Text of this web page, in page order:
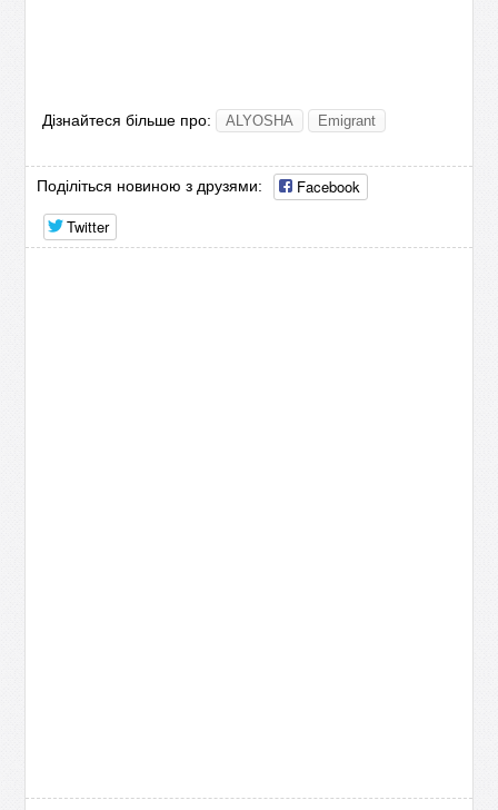
Дізнайтеся більше про: ALYOSHA Emigrant
Поділіться новиною з друзями:
Facebook
Twitter